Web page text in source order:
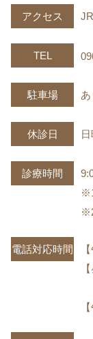
アクセス
TEL
駐車場 あ
休診日
診療時間
電話対応時間